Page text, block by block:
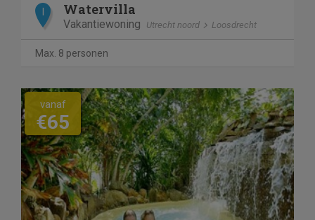
Watervilla
Vakantiewoning Utrecht noord Loosdrecht
Max. 8 personen
vanaf
€65